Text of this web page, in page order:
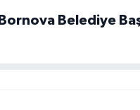
Bornova Belediye